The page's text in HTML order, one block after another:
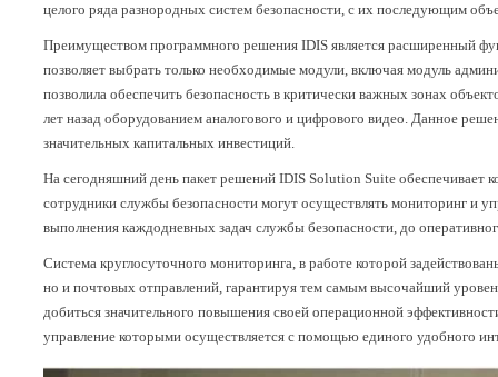
целого ряда разнородных систем безопасности, с их последующим
Преимуществом программного решения IDIS является расширенный
позволяет выбрать только необходимые модули, включая модуль
позволила обеспечить безопасность в критически важных зонах
лет назад оборудованием аналогового и цифрового видео. Данное
значительных капитальных инвестиций.
На сегодняшний день пакет решений IDIS Solution Suite обеспечивает
сотрудники службы безопасности могут осуществлять мониторинг и
выполнения каждодневных задач службы безопасности, до
Система круглосуточного мониторинга, в работе которой
но и почтовых отправлений, гарантируя тем самым высочайший
добиться значительного повышения своей операционной
управление которыми осуществляется с помощью единого удобного